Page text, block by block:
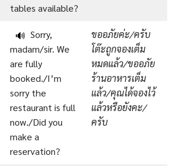
tables available?
🔊 Sorry,
madam/sir. We
are fully
booked./I’m
sorry the
restaurant is full
now./Did you
make a
reservation?
ขออภัยค่ะ/ครับ
โต๊ะถูกจองเต็ม
หมดแล้ว/ขออภัย
ร้านอาหารเต็ม
แล้ว/คุณได้จองไว้
แล้วหรือยังคะ/
ครับ